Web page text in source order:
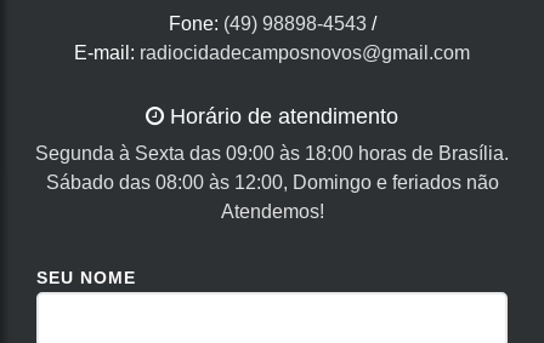
Fone: (49) 98898-4543/
E-mail: radiocidadecamposnovos@gmail.com
Horário de atendimento
Segunda à Sexta das 09:00 às 18:00 horas de Brasília.
Sábado das 08:00 às 12:00, Domingo e feriados não
Atendemos!
SEU NOME